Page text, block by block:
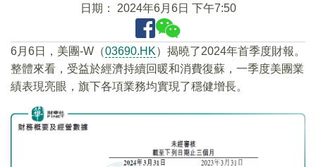
日期： 2024年6月6日 下午7:50
6月6日，美團-W（03690.HK）揭曉了2024年首季度財報。
整體來看，受益於經濟持續回暖和消費復蘇，一季度美團業
績表現亮眼，旗下各項業務均實現了穩健增長。